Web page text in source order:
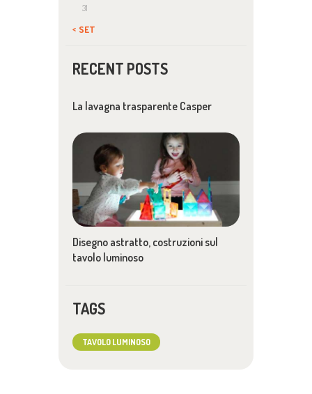
31
« SET
RECENT POSTS
La lavagna trasparente Casper
Disegno astratto, costruzioni sul
tavolo luminoso
TAGS
TAVOLO LUMINOSO